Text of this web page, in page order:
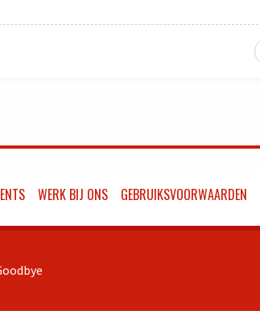
WERK BIJ ONS GEBRUIKSVOORWAARDEN